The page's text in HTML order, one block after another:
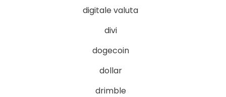
digitale valuta
divi
dogecoin
dollar
drimble